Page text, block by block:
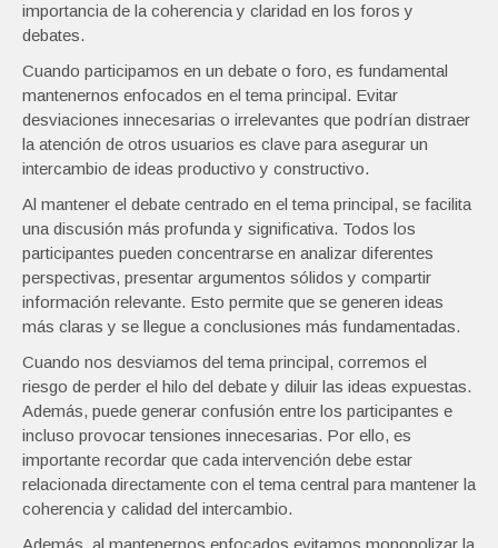
importancia de la coherencia y claridad en los foros y
debates.
Cuando participamos en un debate o foro, es fundamental
mantenernos enfocados en el tema principal. Evitar
desviaciones innecesarias o irrelevantes que podrían distraer
la atención de otros usuarios es clave para asegurar un
intercambio de ideas productivo y constructivo.
Al mantener el debate centrado en el tema principal, se facilita
una discusión más profunda y significativa. Todos los
participantes pueden concentrarse en analizar diferentes
perspectivas, presentar argumentos sólidos y compartir
información relevante. Esto permite que se generen ideas
más claras y se llegue a conclusiones más fundamentadas.
Cuando nos desviamos del tema principal, corremos el
riesgo de perder el hilo del debate y diluir las ideas expuestas.
Además, puede generar confusión entre los participantes e
incluso provocar tensiones innecesarias. Por ello, es
importante recordar que cada intervención debe estar
relacionada directamente con el tema central para mantener la
coherencia y calidad del intercambio.
Además, al mantenernos enfocados evitamos monopolizar la